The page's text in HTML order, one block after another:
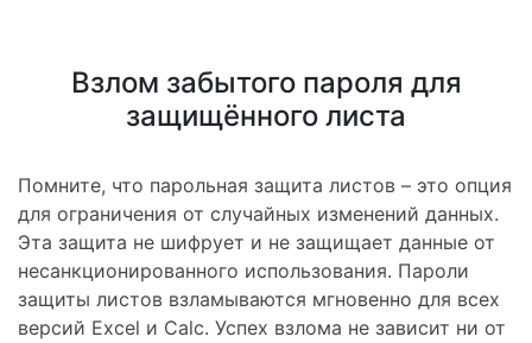
Взлом забытого пароля для
защищённого листа
Помните, что парольная защита листов – это опция
для ограничения от случайных изменений данных.
Эта защита не шифрует и не защищает данные от
несанкционированного использования. Пароли
защиты листов взламываются мгновенно для всех
версий Excel и Calc. Успех взлома не зависит ни от